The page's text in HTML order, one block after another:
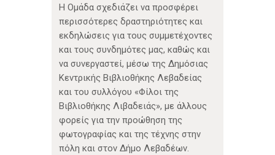
Η Ομάδα σχεδιάζει να προσφέρει
περισσότερες δραστηριότητες και
εκδηλώσεις για τους συμμετέχοντες
και τους συνδημότες μας, καθώς και
να συνεργαστεί, μέσω της Δημόσιας
Κεντρικής Βιβλιοθήκης Λεβαδείας
και του συλλόγου «Φίλοι της
Βιβλιοθήκης Λιβαδειάς», με άλλους
φορείς για την προώθηση της
φωτογραφίας και της τέχνης στην
πόλη και στον Δήμο Λεβαδέων.